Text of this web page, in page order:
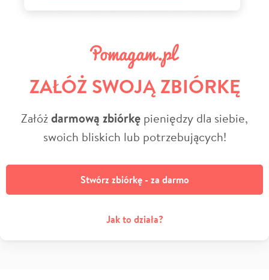
ZAŁÓŻ SWOJĄ ZBIÓRKĘ
Załóżdarmową zbiórkę pieniędzy dla siebie,
swoich bliskich lub potrzebujących!
Stwórz zbiórkę - za darmo
Jak to działa?